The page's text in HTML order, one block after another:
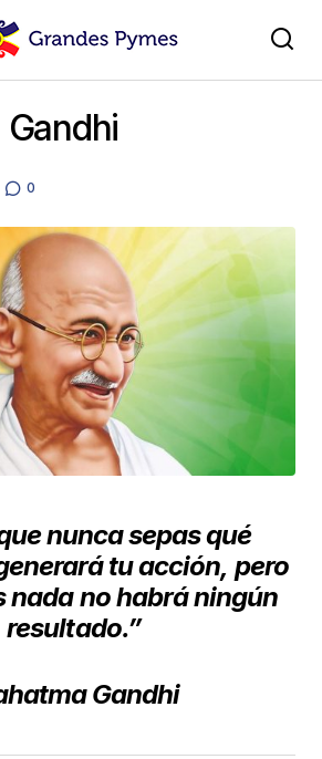
0
nunca sepasqué
tu acción, pero
nadano habrá ningún
resultado.”
Gandhi